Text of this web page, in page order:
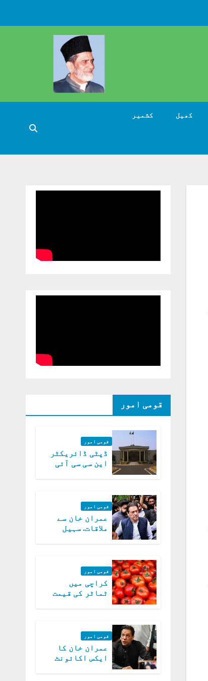
کھیل کشمیر
قومی امور
قومی امور
ڈپٹی ڈائریکٹر
این سی سی آئی
قومی امور
عمران خان سے
ملاقات. سہیل
قومی امور
کراچی میں
ٹماٹر کی قیمت
قومی امور
عمران خان کا
ایکس اکائونٹ